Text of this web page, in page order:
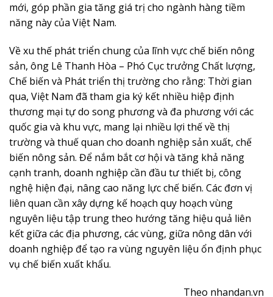
mới, góp phần gia tăng giá trị cho ngành hàng tiềm
năng này của Việt Nam.
Về xu thế phát triển chung của lĩnh vực chế biến nông
sản, ông Lê Thanh Hòa – Phó Cục trưởng Chất lượng,
Chế biến và Phát triển thị trường cho rằng: Thời gian
qua, Việt Nam đã tham gia ký kết nhiều hiệp định
thương mại tự do song phương và đa phương với các
quốc gia và khu vực, mang lại nhiều lợi thế về thị
trường và thuế quan cho doanh nghiệp sản xuất, chế
biến nông sản. Để nắm bắt cơ hội và tăng khả năng
cạnh tranh, doanh nghiệp cần đầu tư thiết bị, công
nghệ hiện đại, nâng cao năng lực chế biến. Các đơn vị
liên quan cần xây dựng kế hoạch quy hoạch vùng
nguyên liệu tập trung theo hướng tăng hiệu quả liên
kết giữa các địa phương, các vùng, giữa nông dân với
doanh nghiệp để tạo ra vùng nguyên liệu ổn định phục
vụ chế biến xuất khẩu.
Theo nhandan.vn